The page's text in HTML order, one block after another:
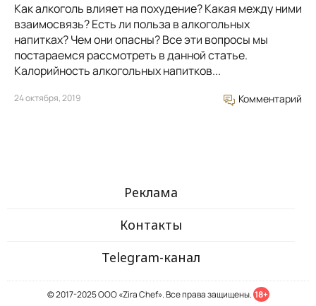
Как алкоголь влияет на похудение? Какая между ними
взаимосвязь? Есть ли польза в алкогольных
напитках? Чем они опасны? Все эти вопросы мы
постараемся рассмотреть в данной статье.
Калорийность алкогольных напитков...
24 октября, 2019 Комментарий
Реклама
Контакты
Telegram-канал
© 2017-2025 ООО «Zira Chef». Все права защищены. 18+